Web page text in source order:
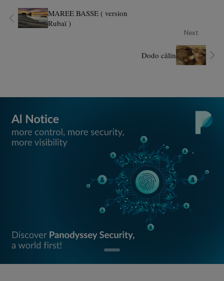
MAREE BASSE ( version
Rubaï )
Next
Dodo câlin